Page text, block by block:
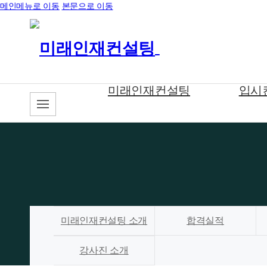
메인메뉴로 이동 본문으로 이동
미래인재컨설팅 소개 합격실적
강사진 소개
미래인재컨설팅 입시